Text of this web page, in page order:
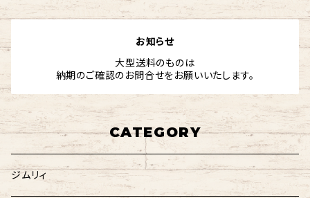
お知らせ
大型送料のものは
納期のご確認のお問合せをお願いいたします。
CATEGORY
ジムリィ